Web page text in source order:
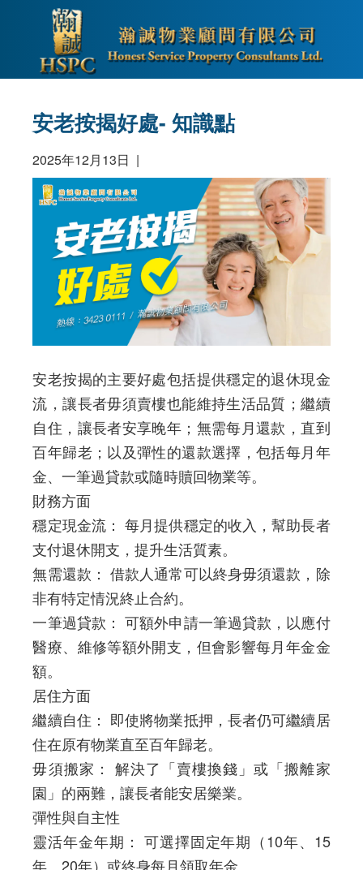
安老按揭好處- 知識點
2025年12月13日 |
安老按揭的主要好處包括提供穩定的退休現金
流，讓長者毋須賣樓也能維持生活品質；繼續
自住，讓長者安享晚年；無需每月還款，直到
百年歸老；以及彈性的還款選擇，包括每月年
金、一筆過貸款或隨時贖回物業等。
財務方面
穩定現金流： 每月提供穩定的收入，幫助長者
支付退休開支，提升生活質素。
無需還款： 借款人通常可以終身毋須還款，除
非有特定情況終止合約。
一筆過貸款： 可額外申請一筆過貸款，以應付
醫療、維修等額外開支，但會影響每月年金金
額。
居住方面
繼續自住： 即使將物業抵押，長者仍可繼續居
住在原有物業直至百年歸老。
毋須搬家： 解決了「賣樓換錢」或「搬離家
園」的兩難，讓長者能安居樂業。
彈性與自主性
靈活年金年期： 可選擇固定年期（10年、15
年、20年）或終身每月領取年金。